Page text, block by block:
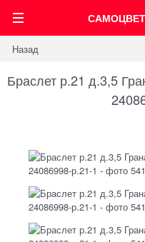
Назад
Браслет р.21 д.3,5